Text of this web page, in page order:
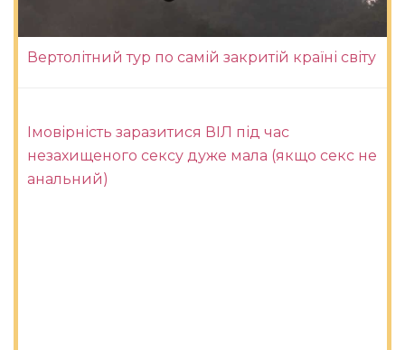
Вертолітний тур по самій закритій країні світу
Імовірність заразитися ВІЛ під час
незахищеного сексу дуже мала (якщо секс не
анальний)